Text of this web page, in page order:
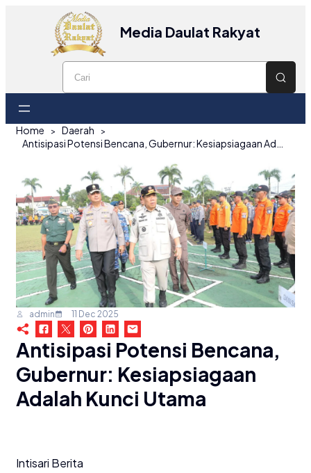
Media Daulat Rakyat
Home
Daerah
admin 11 Dec 2025
Antisipasi Potensi Bencana,
Gubernur: Kesiapsiagaan
Adalah Kunci Utama
Intisari Berita